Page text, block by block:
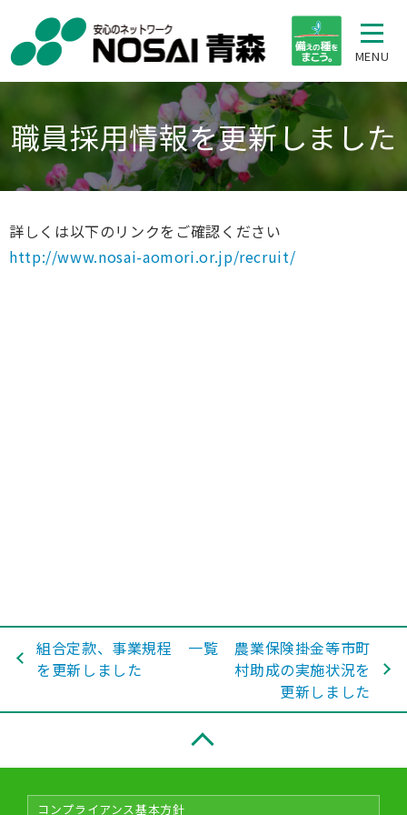
MENU
職員採用情報を更新しました
詳しくは以下のリンクをご確認ください
http://www.nosai-aomori.or.jp/recruit/
組合定款、事業規程
を更新しました
一覧
農業保険掛金等市町
村助成の実施状況を
更新しました
コンプライアンス基本方針